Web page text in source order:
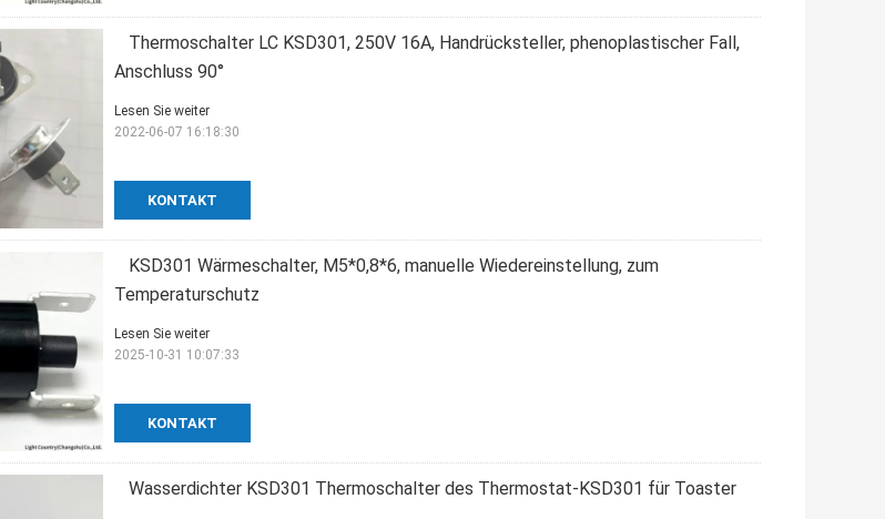
Thermoschalter LC KSD301, 250V 16A, Handrücksteller, phenoplastischer Fall,
Anschluss 90°
KONTAKT
Lesen Sie weiter
2022-06-07 16:18:30
KSD301 Wärmeschalter, M5*0,8*6, manuelle Wiedereinstellung, zum
Temperaturschutz
KONTAKT
Lesen Sie weiter
2025-10-31 10:07:33
Wasserdichter KSD301 Thermoschalter des Thermostat-KSD301 für Toaster